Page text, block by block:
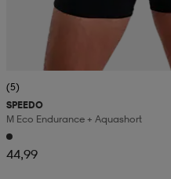
(5)
SPEEDO
M Eco Endurance + Aquashort
44,99